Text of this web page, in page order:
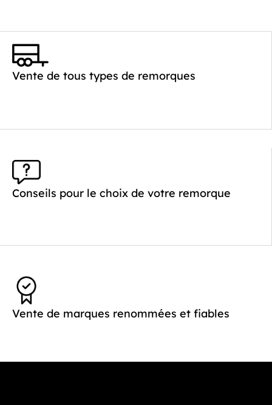
PTAC :
Poids à vide (kg) : 468
Vente de tous types de remorques
Conseils pour le choix de votre remorque
Vente de marques renommées et fiables